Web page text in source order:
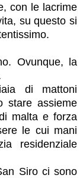
con le lacrime
su questo si
Ovunque, la
di mattoni
stare assieme
malta e forza
le cui mani
residenziale
Siro ci sono